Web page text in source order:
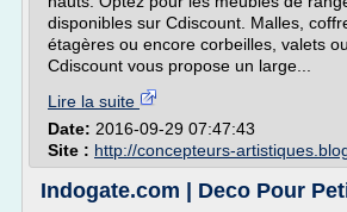
disponibles sur Cdiscount. Malles,
étagères ou encore corbeilles, valets
Cdiscount vous propose un large...
Lire la suite
Date: 2016-09-29 07:47:43
Site : http://concepteurs-
Indogate.com | Deco Pour